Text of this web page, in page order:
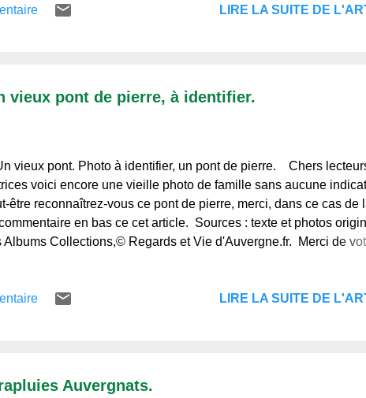
LIRE LA SUITE DE
vieux pont de pierre, à identifier.
vieux pont. Photo à identifier, un pont de pierre. Chers
voici encore une vieille photo de famille sans aucune
être reconnaîtrez-vous ce pont de pierre, merci, dans ce cas de
en bas ce cet article. Sources : texte et photos
Albums Collections,© Regards et Vie d'Auvergne.fr. Merci de
LIRE LA SUITE DE
Auvergnats.